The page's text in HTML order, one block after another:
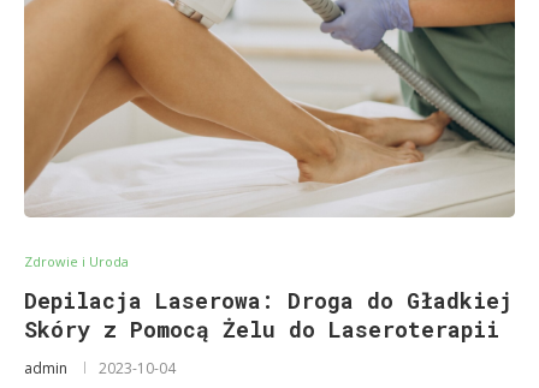
Zdrowie i Uroda
Depilacja Laserowa: Droga do Gładkiej
Skóry z Pomocą Żelu do Laseroterapii
admin 2023-10-04